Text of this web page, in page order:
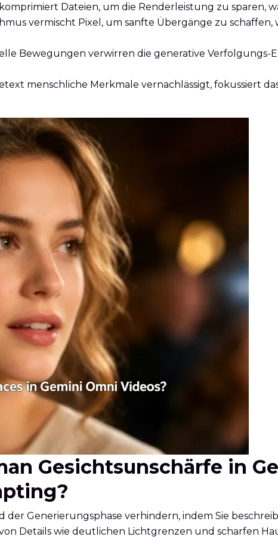
Dateien, um die Renderleistung zu sparen,
vermischt Pixel, um sanfte Übergänge zu
Bewegungen verwirren die generative Verfolgungs-
menschliche Merkmale vernachlässigt, fokussiert
Gesichtsunschärfe in
der Generierungsphase verhindern, indem Sie
Details wie deutlichen Lichtgrenzen und scharfen